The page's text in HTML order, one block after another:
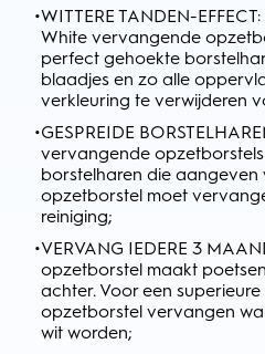
•WITTERE TANDEN-
White vervangende
perfect gehoekte
blaadjes en zo alle
verkleuring te verwijderen
•GESPREIDE
vervangende
borstelharen die aangeven
opzetborstel moet
reiniging;
•VERVANG IEDERE 3
opzetborstel maakt
achter. Voor een
opzetborstel vervangen
wit worden;